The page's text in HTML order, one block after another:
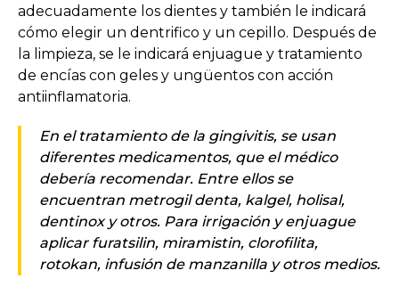
adecuadamente los dientes y también le indicará
cómo elegir un dentrifico y un cepillo. Después de
la limpieza, se le indicará enjuague y tratamiento
de encías con geles y ungüentos con acción
antiinflamatoria.
En el tratamiento de la gingivitis, se usan
diferentes medicamentos, que el médico
debería recomendar. Entre ellos se
encuentran metrogil denta, kalgel, holisal,
dentinox y otros. Para irrigación y enjuague
aplicar furatsilin, miramistin, clorofilita,
rotokan, infusión de manzanilla y otros medios.